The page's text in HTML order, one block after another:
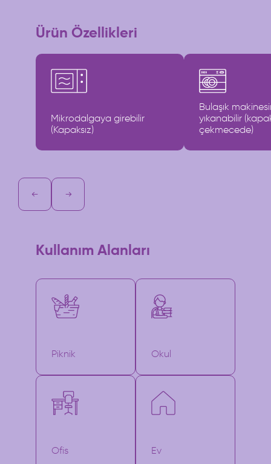
Ürün Özellikleri
Mikrodalgaya girebilir
(Kapaksız)
Bulaşık
yıkanabilir
çekmecede)
Kullanım Alanları
Piknik Okul
Ofis Ev